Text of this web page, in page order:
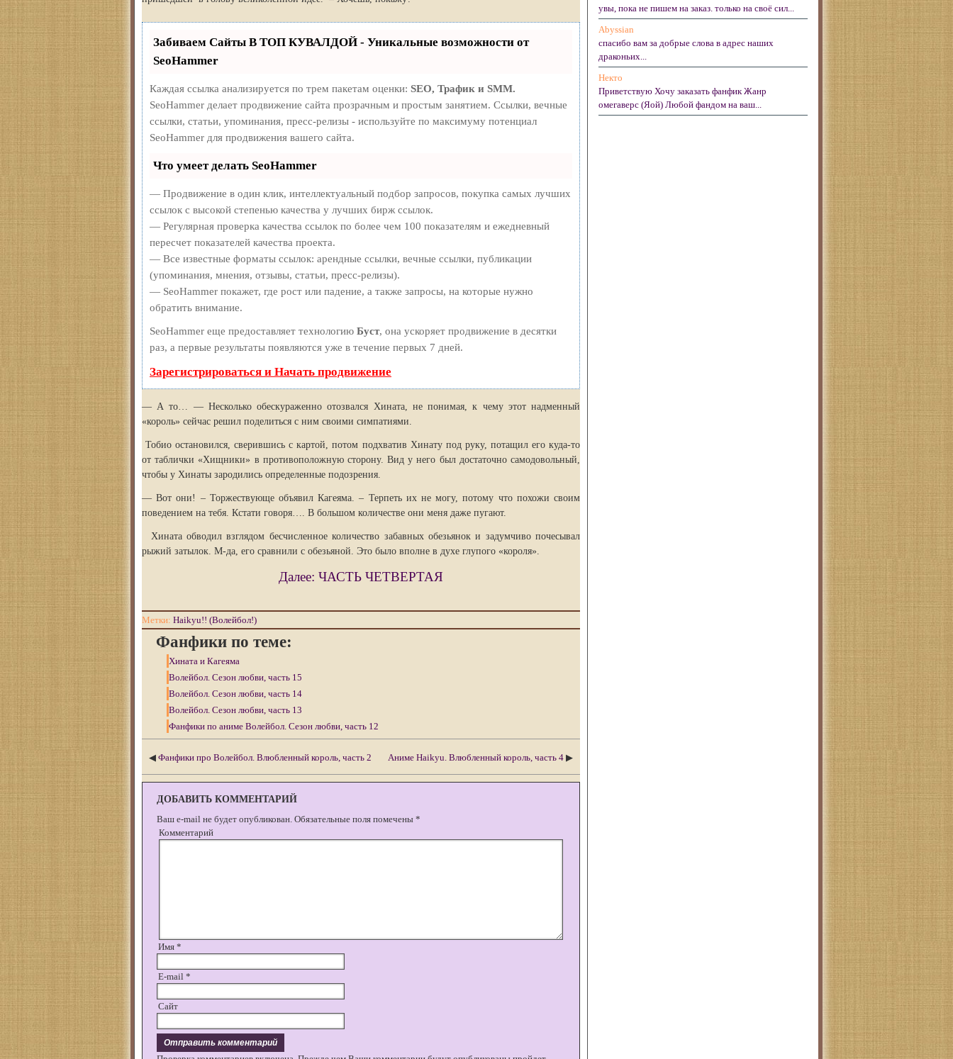
Забиваем Сайты В ТОП КУВАЛДОЙ - Уникальные возможности от
SeoHammer
Каждая ссылка анализируется по трем пакетам оценки: SEO, Трафик и SMM.
SeoHammer делает продвижение сайта прозрачным и простым занятием. Ссылки, вечные
ссылки, статьи, упоминания, пресс-релизы - используйте по максимуму потенциал
SeoHammer для продвижения вашего сайта.
Что умеет делать SeoHammer
— Продвижение в один клик, интеллектуальный подбор запросов, покупка самых лучших
ссылок с высокой степенью качества у лучших бирж ссылок.
— Регулярная проверка качества ссылок по более чем 100 показателям и ежедневный
пересчет показателей качества проекта.
— Все известные форматы ссылок: арендные ссылки, вечные ссылки, публикации
(упоминания, мнения, отзывы, статьи, пресс-релизы).
— SeoHammer покажет, где рост или падение, а также запросы, на которые нужно
обратить внимание.
SeoHammer еще предоставляет технологию Буст, она ускоряет продвижение в десятки
раз, а первые результаты появляются уже в течение первых 7 дней.
Зарегистрироваться и Начать продвижение
— А то… — Несколько обескураженно отозвался Хината, не понимая, к чему этот надменный
«король» сейчас решил поделиться с ним своими симпатиями.
Тобио остановился, сверившись с картой, потом подхватив Хинату под руку, потащил его куда-то
от таблички «Хищники» в противоположную сторону. Вид у него был достаточно самодовольный,
чтобы у Хинаты зародились определенные подозрения.
— Вот они! – Торжествующе объявил Кагеяма. – Терпеть их не могу, потому что похожи своим
поведением на тебя. Кстати говоря…. В большом количестве они меня даже пугают.
Хината обводил взглядом бесчисленное количество забавных обезьянок и задумчиво почесывал
рыжий затылок. М-да, его сравнили с обезьяной. Это было вполне в духе глупого «короля».
Далее: ЧАСТЬ ЧЕТВЕРТАЯ
Метки: Haikyu!! (Волейбол!)
Фанфики по теме:
Хината и Кагеяма
Волейбол. Сезон любви, часть 15
Волейбол. Сезон любви, часть 14
Волейбол. Сезон любви, часть 13
Фанфики по аниме Волейбол. Сезон любви, часть 12
◀ Фанфики про Волейбол. Влюбленный король, часть 2 Аниме Haikyu. Влюбленный король, часть 4 ▶
ДОБАВИТЬ КОММЕНТАРИЙ
Ваш e-mail не будет опубликован. Обязательные поля помечены *
Комментарий
Имя *
E-mail *
Сайт
увы, пока не пишем на заказ. только на своё сил...
Abyssian
спасибо вам за добрые слова в адрес наших
драконьих...
Некто
Приветствую Хочу заказать фанфик Жанр
омегаверс (Яой) Любой фандом на ваш...